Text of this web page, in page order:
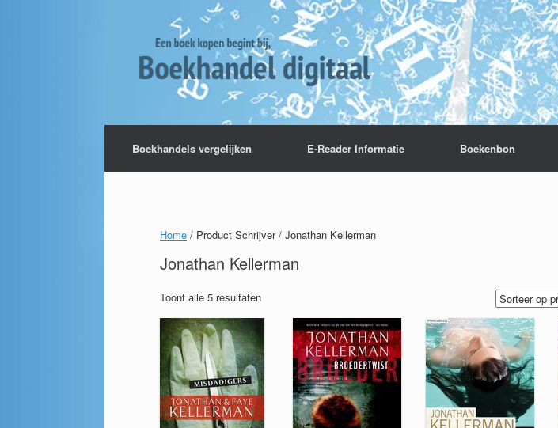
Boekhandels vergelijken E-Reader Informatie Boekenbon
Home / Product Schrijver / Jonathan Kellerman
Jonathan Kellerman
Toont alle 5 resultaten